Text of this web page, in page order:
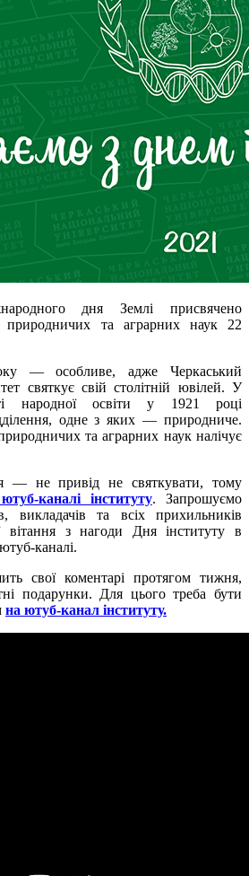
дня Землі присвячено
та аграрних наук 22
— особливе, адже Черкаський
святкує свій столітній ювілей. У
народної освіти у 1921 році
одне з яких — природниче.
та аграрних наук налічує
— не привід не святкувати, тому
каналі інституту. Запрошуємо
викладачів та всіх прихильників
вітання з нагоди Дня інституту в
каналі.
свої коментарі протягом тижня,
подарунки. Для цього треба бути
на ютуб-канал інституту.